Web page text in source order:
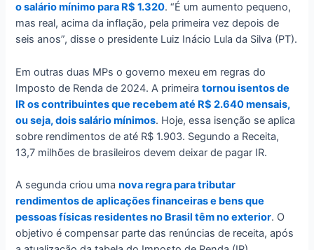
o salário mínimo para R$ 1.320. “É um aumento pequeno,
mas real, acima da inflação, pela primeira vez depois de
seis anos”, disse o presidente Luiz Inácio Lula da Silva (PT).
Em outras duas MPs o governo mexeu em regras do
Imposto de Renda de 2024. A primeiratornou isentos de
IR os contribuintes que recebem até R$ 2.640 mensais,
ou seja, dois salário mínimos. Hoje, essa isenção se aplica
sobre rendimentos de até R$ 1.903. Segundo a Receita,
13,7 milhões de brasileiros devem deixar de pagar IR.
A segunda criou umanova regra para tributar
rendimentos de aplicações financeiras e bens que
pessoas físicas residentes no Brasil têm no exterior. O
objetivo é compensar parte das renúncias de receita, após